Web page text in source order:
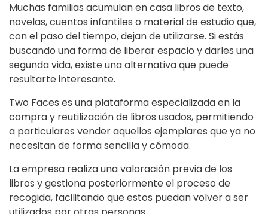
Muchas familias acumulan en casa libros de texto,
novelas, cuentos infantiles o material de estudio que,
con el paso del tiempo, dejan de utilizarse. Si estás
buscando una forma de liberar espacio y darles una
segunda vida, existe una alternativa que puede
resultarte interesante.
Two Faces es una plataforma especializada en la
compra y reutilización de libros usados, permitiendo
a particulares vender aquellos ejemplares que ya no
necesitan de forma sencilla y cómoda.
La empresa realiza una valoración previa de los
libros y gestiona posteriormente el proceso de
recogida, facilitando que estos puedan volver a ser